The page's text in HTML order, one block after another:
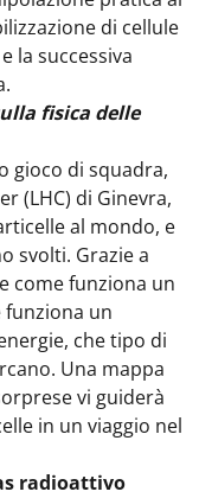
di cellule
la successiva
fisica delle
gioco di squadra,
(LHC) di Ginevra,
al mondo, e
svolti. Grazie a
come funziona un
un
che tipo di
Una mappa
vi guiderà
in un viaggio nel
radioattivo